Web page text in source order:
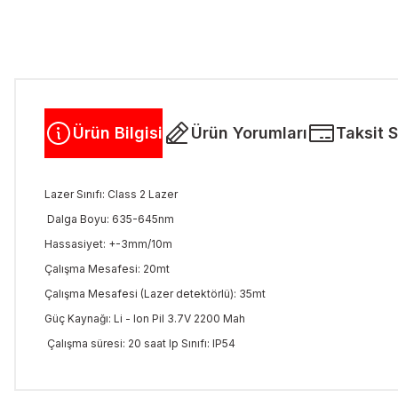
Ürün Bilgisi Ürün Yorumları Taksit
Lazer Sınıfı: Class 2 Lazer
Dalga Boyu: 635-645nm
Hassasiyet: +-3mm/10m
Çalışma Mesafesi: 20mt
Çalışma Mesafesi (Lazer detektörlü): 35mt
Güç Kaynağı: Li - Ion Pil 3.7V 2200 Mah
Çalışma süresi: 20 saat Ip Sınıfı: IP54